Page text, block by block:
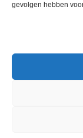
gevolgen hebben
behoefte om sociale